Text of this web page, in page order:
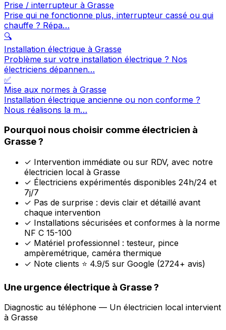
Prise / interrupteur à Grasse
Prise qui ne fonctionne plus, interrupteur cassé ou qui
chauffe ? Répa…
🔍
Installation électrique à Grasse
Problème sur votre installation électrique ? Nos
électriciens dépannen…
✅
Mise aux normes à Grasse
Installation électrique ancienne ou non conforme ?
Nous réalisons la m…
Pourquoi nous choisir comme électricien à
Grasse ?
✓ Intervention immédiate ou sur RDV, avec notre
électricien local à Grasse
✓ Électriciens expérimentés disponibles 24h/24 et
7j/7
✓ Pas de surprise : devis clair et détaillé avant
chaque intervention
✓ Installations sécurisées et conformes à la norme
NF C 15-100
✓ Matériel professionnel : testeur, pince
ampèremétrique, caméra thermique
✓ Note clients ⭐ 4.9/5 sur Google (2724+ avis)
Une urgence électrique à Grasse ?
Diagnostic au téléphone — Un électricien local intervient
à Grasse